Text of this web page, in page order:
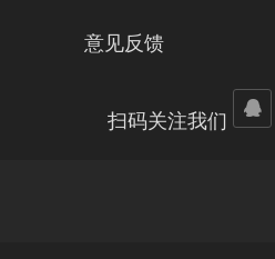
意见反馈
扫码关注我们